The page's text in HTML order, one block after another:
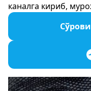
каналга кириб,